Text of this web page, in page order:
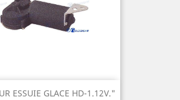
ESSUIE GLACE HD-1.12V."